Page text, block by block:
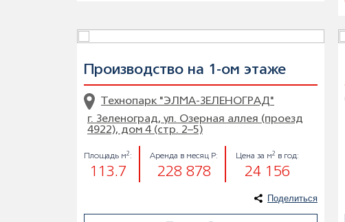
Производство на 1-ом этаже
Технопарк "ЭЛМА-ЗЕЛЕНОГРАД"
г. Зеленоград, ул. Озерная аллея (проезд
4922), дом 4 (стр. 2–5)
Площадь м2 :
113.7
Аренда в месяц Р:
228 878
Цена за м2 в год:
24 156
Поделиться